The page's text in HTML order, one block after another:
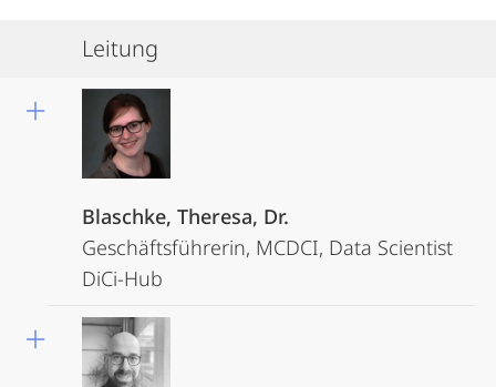
Leitung
Blaschke, Theresa, Dr.
Geschäftsführerin, MCDCI, Data Scientist
DiCi-Hub